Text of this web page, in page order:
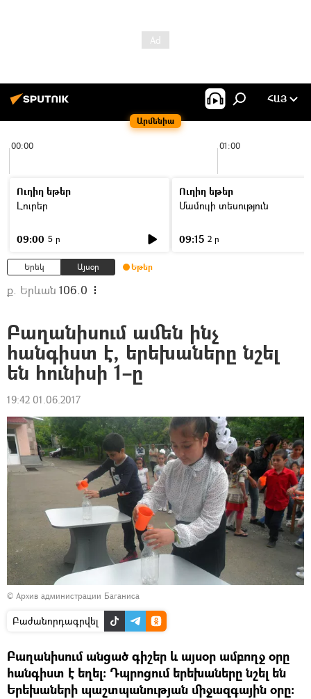
Արմենիա
ՀԱՅ
00:00 01:00
Ուղիղ եթեր
Լուրեր
09:00 5 ր
Ուղիղ եթեր
Մամուլի տեսություն
09:15 2 ր
Երեկ Այսօր Եթեր
ք. Երևան 106.0
Բաղանիսում ամեն ինչ
հանգիստ է, երեխաները նշել
են հունիսի 1–ը
19:42 01.06.2017
© Архив администрации Баганиса
Բաժանորդագրվել
Բաղանիսում անցած գիշեր և այսօր ամբողջ օրը
հանգիստ է եղել։ Դպրոցում երեխաները նշել են
Երեխաների պաշտպանության միջազգային օրը։